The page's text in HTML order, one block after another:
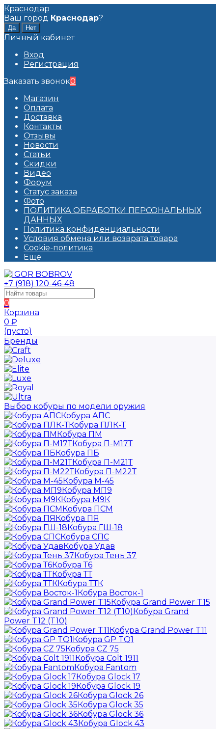
Краснодар
Ваш город Краснодар?
Личный кабинет
Вход
Регистрация
Заказать звонок0
Магазин
Оплата
Доставка
Контакты
Отзывы
Новости
Статьи
Скидки
Видео
Форум
Статус заказа
Фото
ПОЛИТИКА ОБРАБОТКИ ПЕРСОНАЛЬНЫХ
ДАННЫХ​
Политика конфиденциальности
Условия обмена или возврата товара
Cookie-политика
Еще
+7 (918) 120-46-48
0
Корзина
0 ₽
(пусто)
Бренды
Выбор кобуры по модели оружия
Кобура АПС
Кобура ПЛК-Т
Кобура ПМ
Кобура П-М17Т
Кобура ПБ
Кобура П-М21Т
Кобура П-М22Т
Кобура М-45
Кобура МП9
Кобура М9К
Кобура ПСМ
Кобура ПЯ
Кобура ГШ-18
Кобура СПС
Кобура Удав
Кобура Тень 37
Кобура Т6
Кобура ТТ
Кобура ТТК
Кобура Восток-1
Кобура Grand Power T15
Кобура Grand
Power T12 (T10)
Кобура Grand Power T11
Кобура GP TQ1
Кобура CZ 75
Кобура Colt 1911
Кобура Fantom
Кобура Glock 17
Кобура Glock 19
Кобура Glock 26
Кобура Glock 35
Кобура Glock 36
Кобура Glock 43